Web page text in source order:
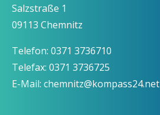
Salzstraße 1
09113 Chemnitz
Telefon: 0371 3736710
Telefax: 0371 3736725
E-Mail: chemnitz@kompass24.net